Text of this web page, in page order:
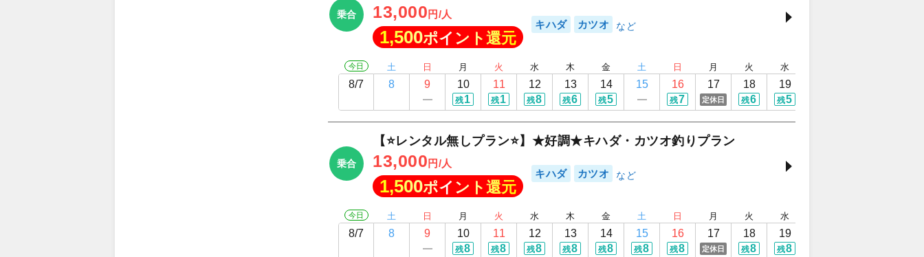
乗合 13,000 円/人
1,500ポイント還元
キハダ カツオ
今日
8/7
土
8
日
9
月
10
残1
火
11
残1
水
12
残8
木
13
残6
金
14
残5
土
15
日
16
残7
月
17
定休日
火
18
残6
水
19
残5
乗合
【⭐レンタル無しプラン⭐】★好調★キハダ・カツオ釣りプラン
13,000 円/人
1,500ポイント還元
キハダ カツオ
今日
8/7
土
8
日
9
月
10
残8
火
11
残8
水
12
残8
木
13
残8
金
14
残8
土
15
残8
日
16
残8
月
17
定休日
火
18
残8
水
19
残8